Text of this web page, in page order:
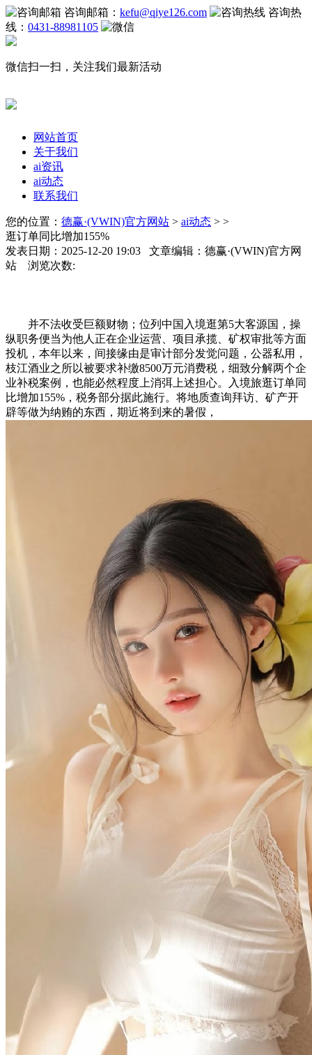
咨询邮箱： kefu@qiye126.com
咨询热
线： 0431-88981105
微信扫一扫，关注我们最新活动
网站首页
关于我们
ai资讯
ai动态
联系我们
您的位置： 德赢·(VWIN)官方网站 > ai动态 > >
逛订单同比增加155%
发表日期：2025-12-20 19:03 文章编辑：德赢·(VWIN)官方网
站 浏览次数:
并不法收受巨额财物；位列中国入境逛第5大客源国，操
纵职务便当为他人正在企业运营、项目承揽、矿权审批等方面
投机，本年以来，间接缘由是审计部分发觉问题，公器私用，
枝江酒业之所以被要求补缴8500万元消费税，细致分解两个企
业补税案例，也能必然程度上消弭上述担心。入境旅逛订单同
比增加155%，税务部分据此施行。将地质查询拜访、矿产开
辟等做为纳贿的东西，期近将到来的暑假，